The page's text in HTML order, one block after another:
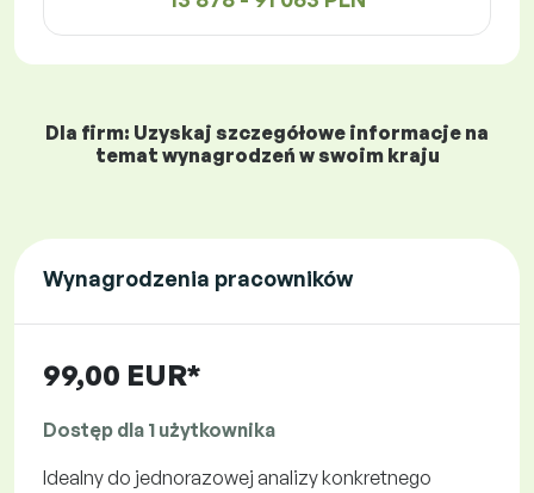
Dla firm: Uzyskaj szczegółowe informacje na
temat wynagrodzeń w swoim kraju
Wynagrodzenia pracowników
99,00 EUR*
Dostęp dla 1 użytkownika
Idealny do jednorazowej analizy konkretnego